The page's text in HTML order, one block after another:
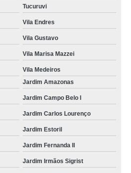
Tucuruvi
Vila Endres
Vila Gustavo
Vila Marisa Mazzei
Vila Medeiros
Jardim Amazonas
Jardim Campo Belo I
Jardim Carlos Lourenço
Jardim Estoril
Jardim Fernanda II
Jardim Irmãos Sigrist